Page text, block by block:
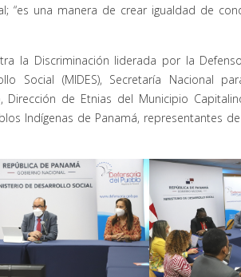
“es una manera de crear igualdad de
la Discriminación liderada por la
Social (MIDES), Secretaría Nacional
Dirección de Etnias del Municipio
Indígenas de Panamá, representantes